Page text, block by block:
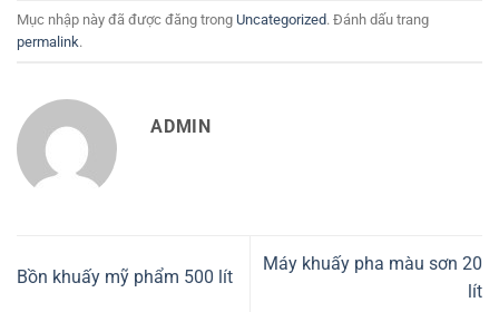
Mục nhập này đã được đăng trong Uncategorized. Đánh dấu trang
permalink.
ADMIN
Bồn khuấy mỹ phẩm 500 lít
Máy khuấy pha màu sơn 20
lít